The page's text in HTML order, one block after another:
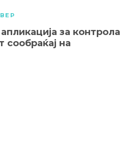
за контрола
сообраќај на